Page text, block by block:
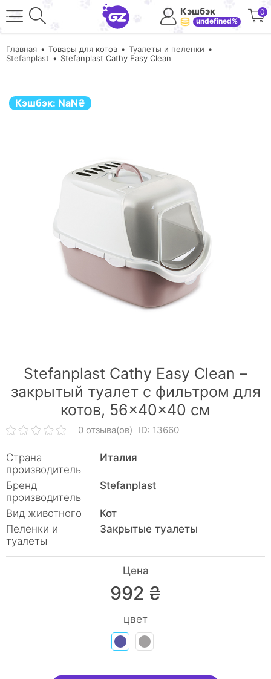
Кэшбэк
undefined%
0
Главная Товары для котов
Туалеты и пеленки
Stefanplast
Stefanplast Cathy Easy Clean
Кэшбэк: NaN₴
Stefanplast Cathy Easy Clean –
закрытый туалет с фильтром для
котов, 56×40×40 см
0 отзыва(ов) ID: 13660
Страна
производитель
Италия
Бренд
производитель
Stefanplast
Вид животного
Кот
Пеленки и
туалеты
Закрытые туалеты
Цена
992 ₴
цвет